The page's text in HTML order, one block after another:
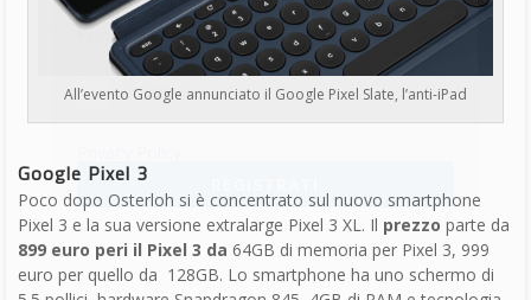
All’evento Google la novità più attesa era il Pixel 3